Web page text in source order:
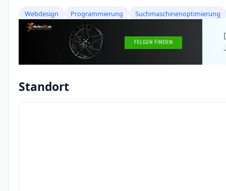
Webdesign Programmierung Suchmaschinenoptimierung
Standort